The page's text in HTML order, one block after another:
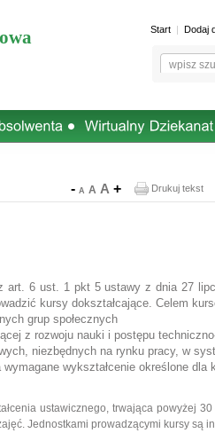
Start Dodaj
- A A A + Drukuj tekst
art. 6 ust. 1 pkt 5 ustawy z dnia 27
kursy dokształcające. Celem
grup społecznych
z rozwoju nauki i postępu
niezbędnych na rynku pracy, w
wykształcenie określone dla
ustawicznego, trwająca powyżej
Jednostkami prowadzącymi kursy są